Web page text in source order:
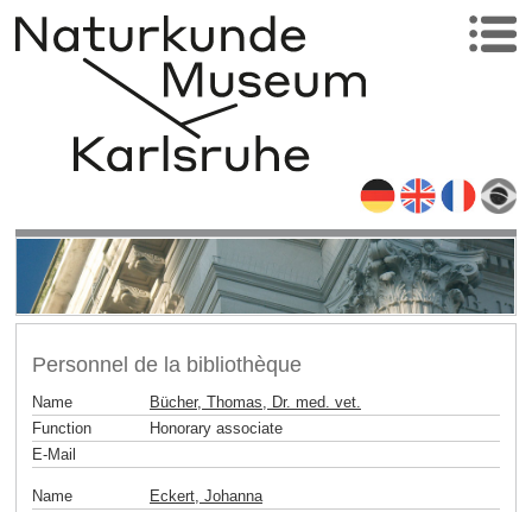
Personnel de la bibliothèque
Name
Bücher, Thomas, Dr. med. vet.
Function
Honorary associate
E-Mail
Name
Eckert, Johanna